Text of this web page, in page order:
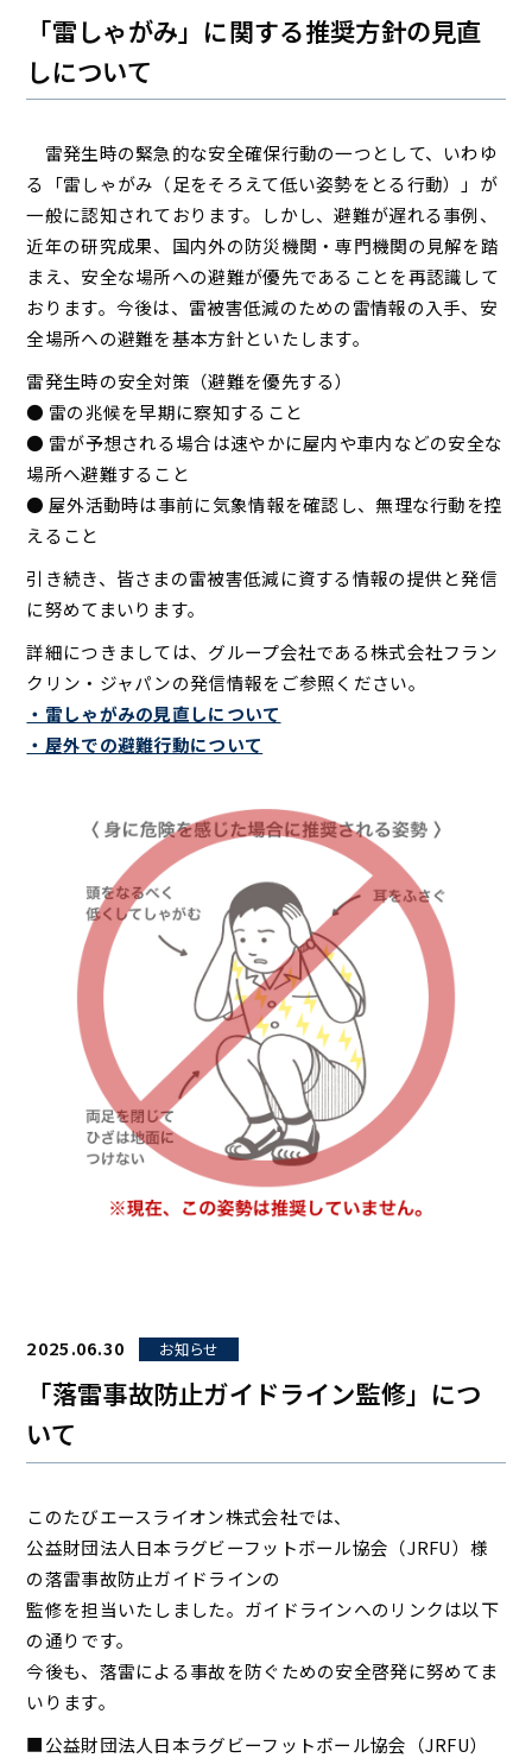
「雷しゃがみ」に関する推奨方針の見直
しについて
雷発生時の緊急的な安全確保行動の一つとして、いわゆ
る「雷しゃがみ（足をそろえて低い姿勢をとる行動）」が
一般に認知されております。しかし、避難が遅れる事例、
近年の研究成果、国内外の防災機関・専門機関の見解を踏
まえ、安全な場所への避難が優先であることを再認識して
おります。今後は、雷被害低減のための雷情報の入手、安
全場所への避難を基本方針といたします。
雷発生時の安全対策（避難を優先する）
● 雷の兆候を早期に察知すること
● 雷が予想される場合は速やかに屋内や車内などの安全な
場所へ避難すること
● 屋外活動時は事前に気象情報を確認し、無理な行動を控
えること
引き続き、皆さまの雷被害低減に資する情報の提供と発信
に努めてまいります。
詳細につきましては、グループ会社である株式会社フラン
クリン・ジャパンの発信情報をご参照ください。
・雷しゃがみの見直しについて
・屋外での避難行動について
2025.06.30 お知らせ
「落雷事故防止ガイドライン監修」につ
いて
このたびエースライオン株式会社では、
公益財団法人日本ラグビーフットボール協会（JRFU）様
の落雷事故防止ガイドラインの
監修を担当いたしました。ガイドラインへのリンクは以下
の通りです。
今後も、落雷による事故を防ぐための安全啓発に努めてま
いります。
■公益財団法人日本ラグビーフットボール協会（JRFU）